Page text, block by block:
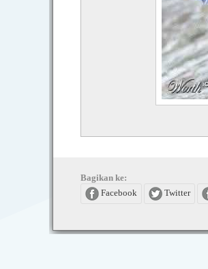
Bagikan ke:
Facebook
Twitter